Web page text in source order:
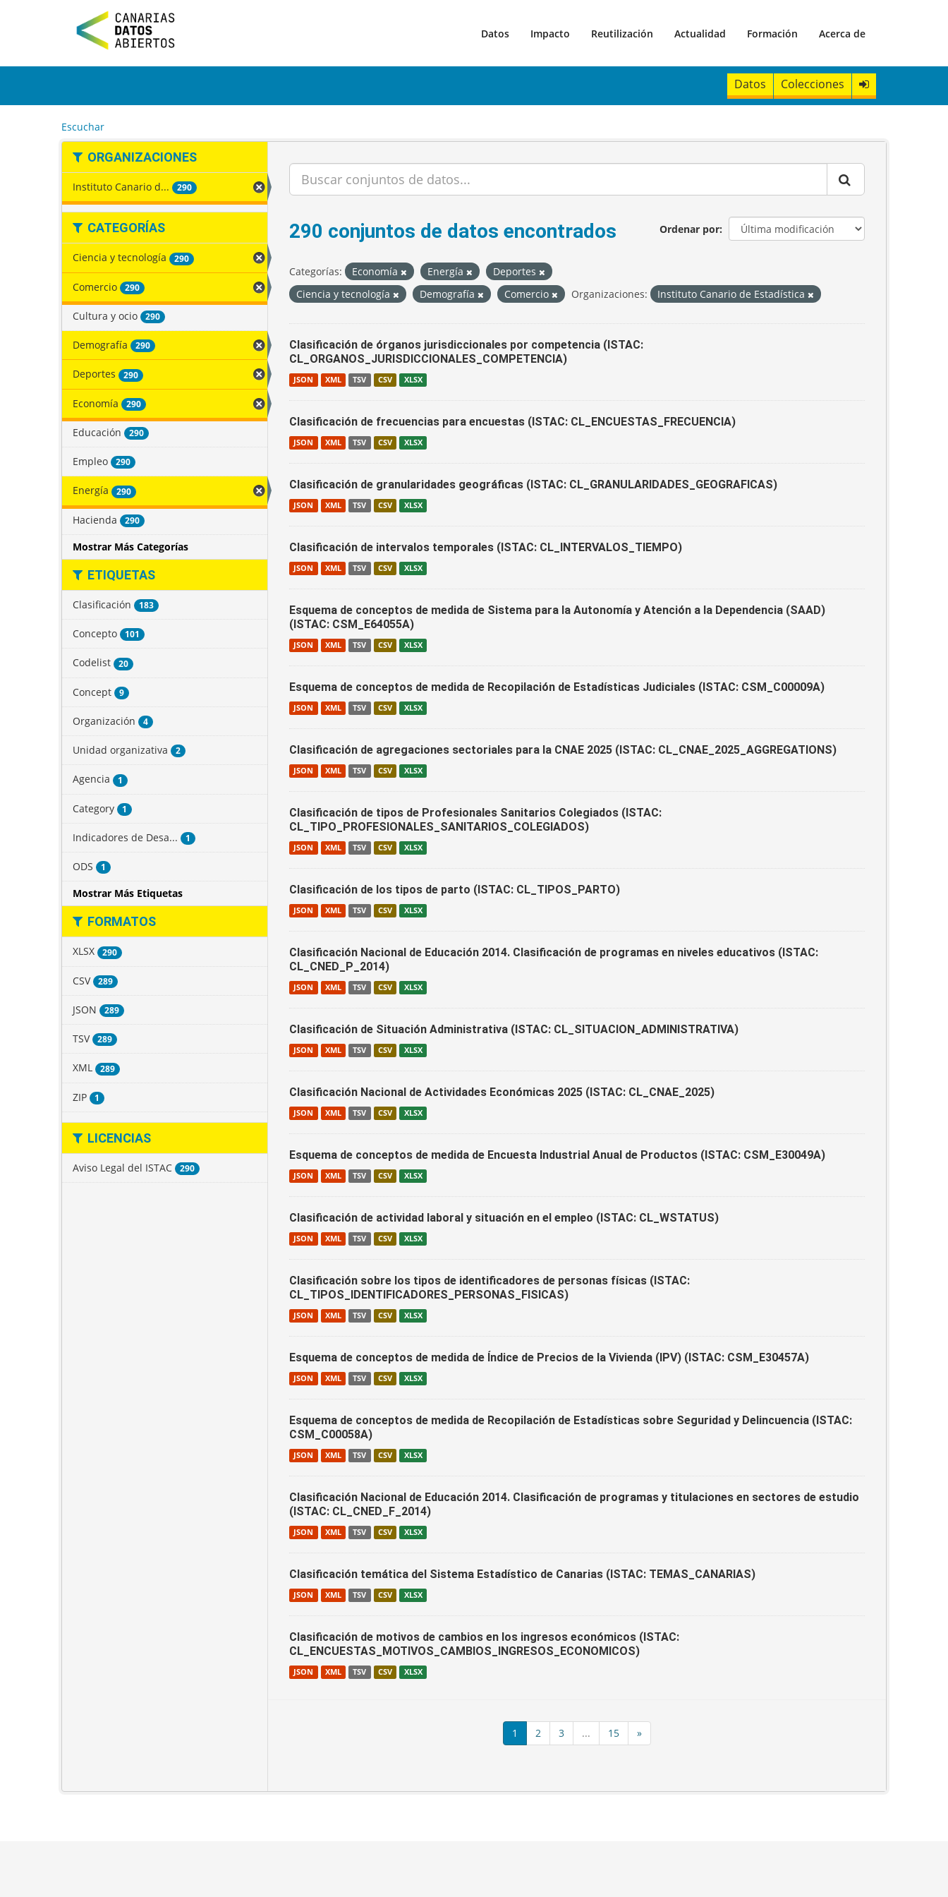
t
Datos Impacto Reutilización Actualidad Formación Acerca de
Datos Colecciones
Escuchar
ORGANIZACIONES
Instituto Canario d... 290
CATEGORÍAS
Ciencia y tecnología 290
Comercio 290
Cultura y ocio 290
Demografía 290
Deportes 290
Economía 290
Educación 290
Empleo 290
Energía 290
Hacienda 290
Mostrar Más Categorías
ETIQUETAS
Clasificación 183
Concepto 101
Codelist 20
Concept 9
Organización 4
Unidad organizativa 2
Agencia 1
Category 1
Indicadores de Desa... 1
ODS 1
Mostrar Más Etiquetas
FORMATOS
XLSX 290
CSV 289
JSON 289
TSV 289
XML 289
ZIP 1
LICENCIAS
Aviso Legal del ISTAC 290
Ordenar por
290 conjuntos de datos encontrados
Categorías: Economía Energía
Deportes
Ciencia y tecnología
Demografía Comercio Organizaciones: Instituto Canario de Estadística
Clasificación de órganos jurisdiccionales por competencia (ISTAC:
CL_ORGANOS_JURISDICCIONALES_COMPETENCIA)
JSON XML TSV CSV XLSX
Clasificación de frecuencias para encuestas (ISTAC: CL_ENCUESTAS_FRECUENCIA)
JSON XML TSV CSV XLSX
Clasificación de granularidades geográficas (ISTAC: CL_GRANULARIDADES_GEOGRAFICAS)
JSON XML TSV CSV XLSX
Clasificación de intervalos temporales (ISTAC: CL_INTERVALOS_TIEMPO)
JSON XML TSV CSV XLSX
Esquema de conceptos de medida de Sistema para la Autonomía y Atención a la Dependencia (SAAD)
(ISTAC: CSM_E64055A)
JSON XML TSV CSV XLSX
Esquema de conceptos de medida de Recopilación de Estadísticas Judiciales (ISTAC: CSM_C00009A)
JSON XML TSV CSV XLSX
Clasificación de agregaciones sectoriales para la CNAE 2025 (ISTAC: CL_CNAE_2025_AGGREGATIONS)
JSON XML TSV CSV XLSX
Clasificación de tipos de Profesionales Sanitarios Colegiados (ISTAC:
CL_TIPO_PROFESIONALES_SANITARIOS_COLEGIADOS)
JSON XML TSV CSV XLSX
Clasificación de los tipos de parto (ISTAC: CL_TIPOS_PARTO)
JSON XML TSV CSV XLSX
Clasificación Nacional de Educación 2014. Clasificación de programas en niveles educativos (ISTAC:
CL_CNED_P_2014)
JSON XML TSV CSV XLSX
Clasificación de Situación Administrativa (ISTAC: CL_SITUACION_ADMINISTRATIVA)
JSON XML TSV CSV XLSX
Clasificación Nacional de Actividades Económicas 2025 (ISTAC: CL_CNAE_2025)
JSON XML TSV CSV XLSX
Esquema de conceptos de medida de Encuesta Industrial Anual de Productos (ISTAC: CSM_E30049A)
JSON XML TSV CSV XLSX
Clasificación de actividad laboral y situación en el empleo (ISTAC: CL_WSTATUS)
JSON XML TSV CSV XLSX
Clasificación sobre los tipos de identificadores de personas físicas (ISTAC:
CL_TIPOS_IDENTIFICADORES_PERSONAS_FISICAS)
JSON XML TSV CSV XLSX
Esquema de conceptos de medida de Índice de Precios de la Vivienda (IPV) (ISTAC: CSM_E30457A)
JSON XML TSV CSV XLSX
Esquema de conceptos de medida de Recopilación de Estadísticas sobre Seguridad y Delincuencia (ISTAC:
CSM_C00058A)
JSON XML TSV CSV XLSX
Clasificación Nacional de Educación 2014. Clasificación de programas y titulaciones en sectores de estudio
(ISTAC: CL_CNED_F_2014)
JSON XML TSV CSV XLSX
Clasificación temática del Sistema Estadístico de Canarias (ISTAC: TEMAS_CANARIAS)
JSON XML TSV CSV XLSX
Clasificación de motivos de cambios en los ingresos económicos (ISTAC:
CL_ENCUESTAS_MOTIVOS_CAMBIOS_INGRESOS_ECONOMICOS)
JSON XML TSV CSV XLSX
1 2 3 ... 15 »